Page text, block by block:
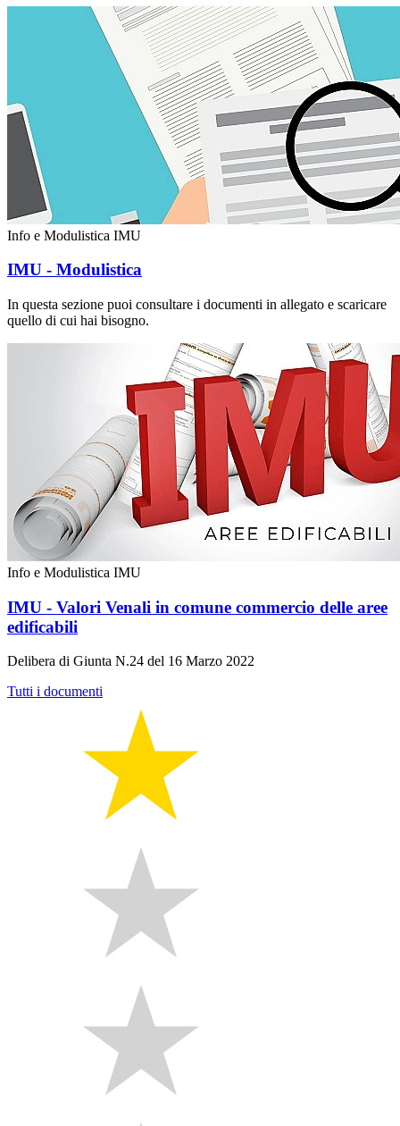
Info e Modulistica IMU
IMU - Modulistica
In questa sezione puoi consultare i documenti in allegato e scaricare
quello di cui hai bisogno.
Info e Modulistica IMU
IMU - Valori Venali in comune commercio delle aree
edificabili
Delibera di Giunta N.24 del 16 Marzo 2022
Tutti i documenti